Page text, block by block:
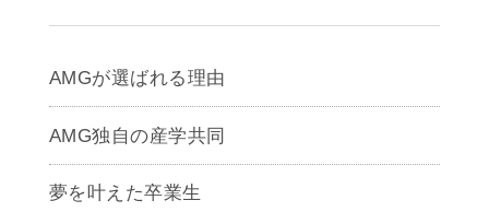
AMGが選ばれる理由
AMG独自の産学共同
夢を叶えた卒業生